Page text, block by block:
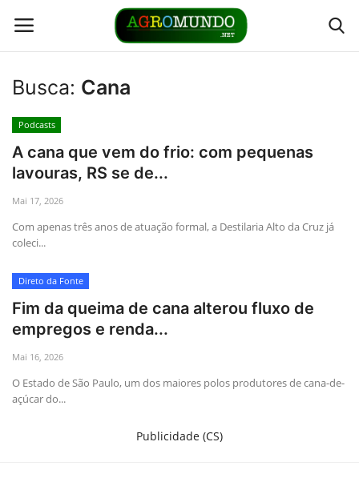
Contato
Direto da Fonte
Youtubers
Podcasts
Culturas
Criações
Busca: Cana
Podcasts
A cana que vem do frio: com pequenas
lavouras, RS se de...
Mai 17, 2026
Com apenas três anos de atuação formal, a Destilaria Alto da Cruz já
coleci...
Direto da Fonte
Fim da queima de cana alterou fluxo de
empregos e renda...
Mai 16, 2026
O Estado de São Paulo, um dos maiores polos produtores de cana-de-
açúcar do...
Publicidade (CS)